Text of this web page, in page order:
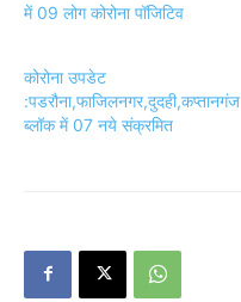
में 09 लोग कोरोना पॉजिटिव
कोरोना उपडेट
:पडरौना,फाजिलनगर,दुदही,कप्तानगंज
ब्लॉक में 07 नये संक्रमित